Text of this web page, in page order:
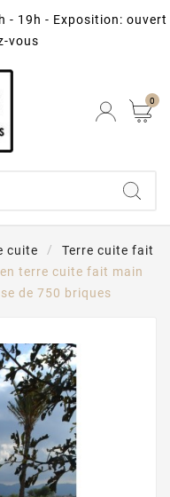
- 19h - Exposition: ouvert
vous
0
cuite
Terre cuite fait
terre cuite fait main
de 750 briques